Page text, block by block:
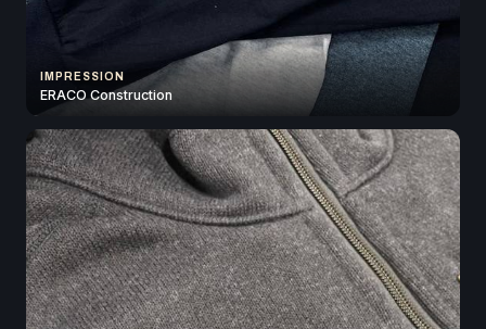
IMPRESSION
ERACO Construction